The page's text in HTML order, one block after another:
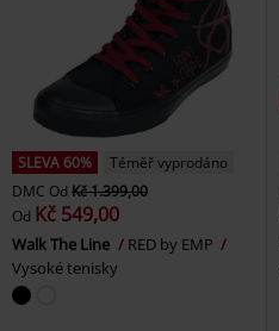
SLEVA 60%
Téměř vyprodáno
DMC Od Kč 1.399,00
Od Kč 549,00
Walk The Line
RED by EMP
Vysoké tenisky